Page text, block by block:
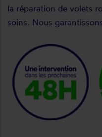
la réparation de volets
soins. Nous